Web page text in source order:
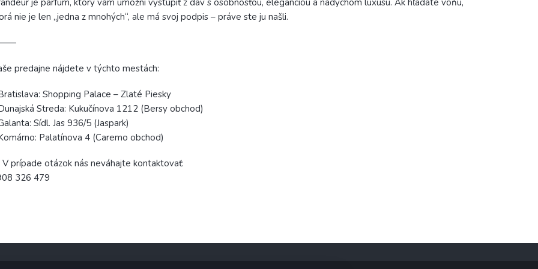
nie je len „jedna z mnohých“, ale má svoj podpis – práve ste ju našli.
predajne nájdete v týchto mestách:
Shopping Palace – Zlaté Piesky
Streda: Kukučínova 1212 (Bersy obchod)
Sídl. Jas 936/5 (Jaspark)
Palatínova 4 (Caremo obchod)
V prípade otázok nás neváhajte kontaktovať:
326 479